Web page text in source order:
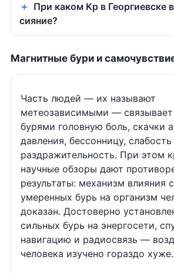
При каком Kp в Георгиевске
сияние?
Магнитные бури и
Часть людей — их называют
метеозависимыми —
бурями головную боль, скачки
давления, бессонницу, слабость
раздражительность. При этом
научные обзоры дают
результаты: механизм влияния
умеренных бурь на организм
доказан. Достоверно
сильных бурь на энергосети,
навигацию и радиосвязь —
человека изучено гораздо хуже.